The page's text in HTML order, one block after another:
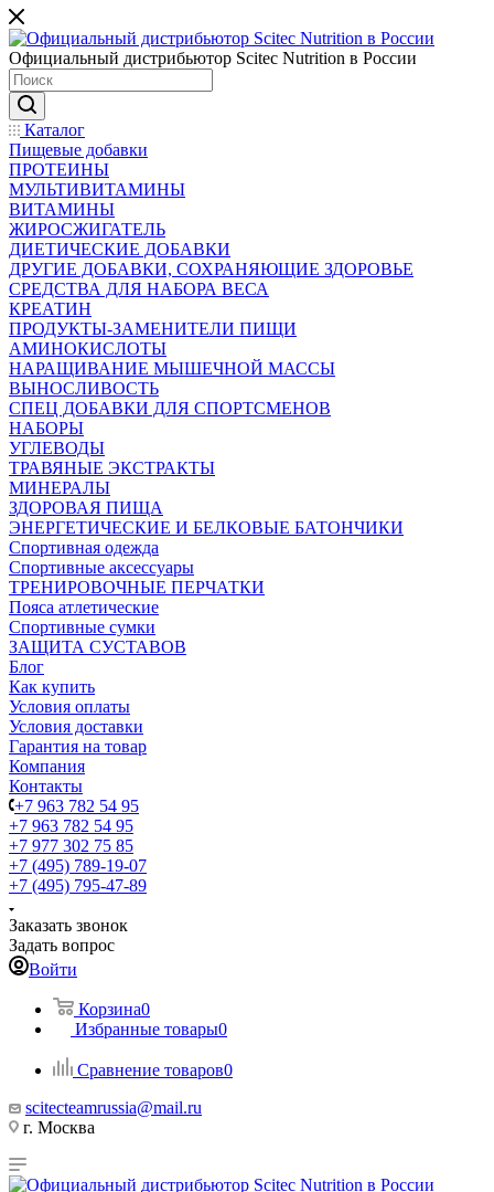
Официальный дистрибьютор Scitec Nutrition в России
Каталог
Пищевые добавки
ПРОТЕИНЫ
МУЛЬТИВИТАМИНЫ
ВИТАМИНЫ
ЖИРОСЖИГАТЕЛЬ
ДИЕТИЧЕСКИЕ ДОБАВКИ
ДРУГИЕ ДОБАВКИ, СОХРАНЯЮЩИЕ ЗДОРОВЬЕ
СРЕДСТВА ДЛЯ НАБОРА ВЕСА
КРЕАТИН
ПРОДУКТЫ-ЗАМЕНИТЕЛИ ПИЩИ
АМИНОКИСЛОТЫ
НАРАЩИВАНИЕ МЫШЕЧНОЙ МАССЫ
ВЫНОСЛИВОСТЬ
СПЕЦ ДОБАВКИ ДЛЯ СПОРТСМЕНОВ
НАБОРЫ
УГЛЕВОДЫ
ТРАВЯНЫЕ ЭКСТРАКТЫ
МИНЕРАЛЫ
ЗДОРОВАЯ ПИЩА
ЭНЕРГЕТИЧЕСКИЕ И БЕЛКОВЫЕ БАТОНЧИКИ
Спортивная одежда
Спортивные аксессуары
ТРЕНИРОВОЧНЫЕ ПЕРЧАТКИ
Пояса атлетические
Спортивные сумки
ЗАЩИТА СУСТАВОВ
Блог
Как купить
Условия оплаты
Условия доставки
Гарантия на товар
Компания
Контакты
+7 963 782 54 95
+7 963 782 54 95
+7 977 302 75 85
+7 (495) 789-19-07
+7 (495) 795-47-89
Заказать звонок
Задать вопрос
Войти
Корзина0
Избранные товары0
Сравнение товаров0
scitecteamrussia@mail.ru
г. Москва